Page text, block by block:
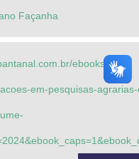
Façanha
ebooks.php?
em-pesquisas-